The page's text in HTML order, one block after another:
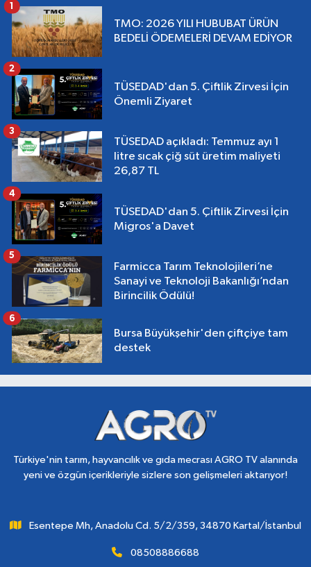
TMO: 2026 YILI HUBUBAT ÜRÜN
BEDELİ ÖDEMELERİ DEVAM EDİYOR
1
TÜSEDAD'dan 5. Çiftlik Zirvesi İçin
Önemli Ziyaret
2
TÜSEDAD açıkladı: Temmuz ayı 1
litre sıcak çiğ süt üretim maliyeti
26,87 TL
3
TÜSEDAD'dan 5. Çiftlik Zirvesi İçin
Migros'a Davet
4
Farmicca Tarım Teknolojileri’ne
Sanayi ve Teknoloji Bakanlığı’ndan
Birincilik Ödülü!
5
Bursa Büyükşehir'den çiftçiye tam
destek
6
Türkiye'nin tarım, hayvancılık ve gıda mecrası AGRO TV alanında
yeni ve özgün içerikleriyle sizlere son gelişmeleri aktarıyor!
Esentepe Mh, Anadolu Cd. 5/2/359, 34870 Kartal/İstanbul
08508886688